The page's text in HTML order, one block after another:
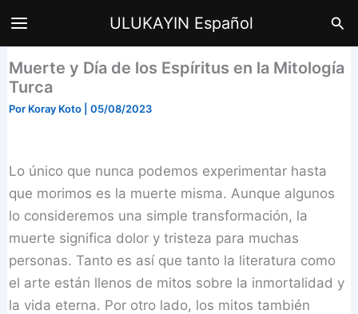
ULUKAYIN Español
Muerte y Día de los Espíritus en la Mitología
Turca
Por Koray Koto |05/08/2023
Lo único que nunca podemos experimentar hasta
que morimos es la muerte misma. Aunque algunos
lo consideremos una simple transformación, la
muerte significa dolor y tristeza para muchas
personas. Tanto es así que tanto la literatura como
el arte están llenos de mitos sobre la inmortalidad y
la vida eterna. Por otro lado, los mitos también